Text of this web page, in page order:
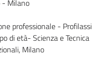
- Milano
professionale - Profilassi
di età- Scienza e Tecnica
Milano